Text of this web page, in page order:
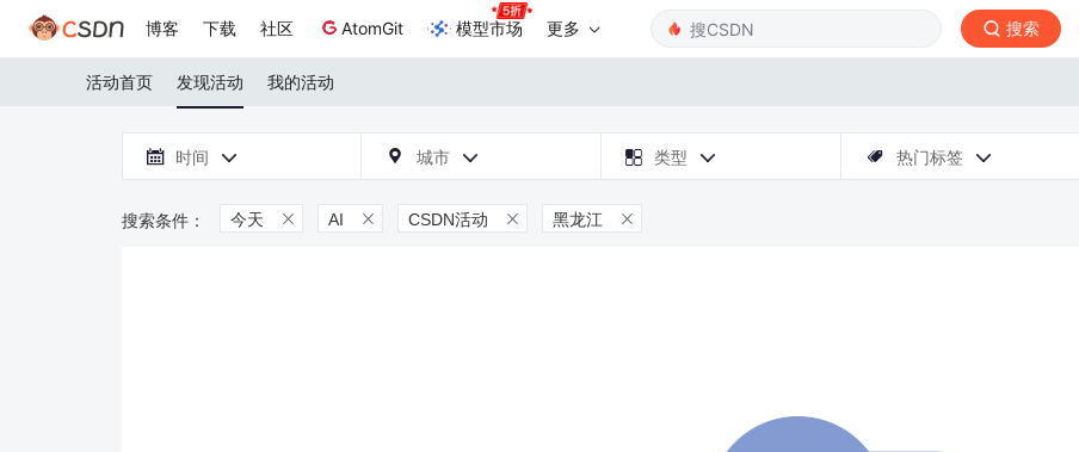
博客 下载 社区 AtomGit 模型市场 更多 搜索
活动首页 发现活动 我的活动
 时间   城市   类型   热门标签 
今天  AI  CSDN活动  黑龙江 